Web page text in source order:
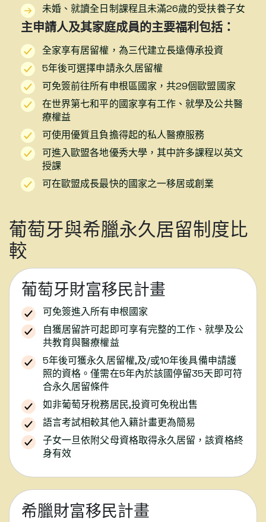
未婚、就讀全日制課程且未滿26歲的受扶養子女
主申請人及其家庭成員的主要福利包括：
全家享有居留權，為三代建立長遠傳承投資
5年後可選擇申請永久居留權
可免簽前往所有申根區國家，共29個歐盟國家
在世界第七和平的國家享有工作、就學及公共醫
療權益
可使用優質且負擔得起的私人醫療服務
可進入歐盟各地優秀大學，其中許多課程以英文
授課
可在歐盟成長最快的國家之一移居或創業
葡萄牙與希臘永久居留制度比
較
葡萄牙財富移民計畫
可免簽進入所有申根國家
自獲居留許可起即可享有完整的工作、就學及公
共教育與醫療權益
5年後可獲永久居留權,及/或10年後具備申請護
照的資格。僅需在5年內於該國停留35天即可符
合永久居留條件
如非葡萄牙稅務居民,投資可免稅出售
語言考試相較其他入籍計畫更為簡易
子女一旦依附父母資格取得永久居留，該資格終
身有效
希臘財富移民計畫